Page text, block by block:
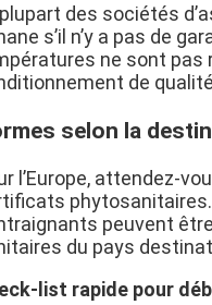
des sociétés
s’il n’y a pas de
ne sont pas
de
selon la
l’Europe, attendez-
phytosanitaires.
peuvent
du pays
list rapide pour